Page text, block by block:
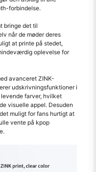
forbindelse.
bringe det til
når de møder deres
at printe på stedet,
oplevelse for
avanceret ZINK-
udskrivningsfunktioner i
farver, hvilket
visuelle appel. Desuden
muligt for fans hurtigt at
vente på kpop